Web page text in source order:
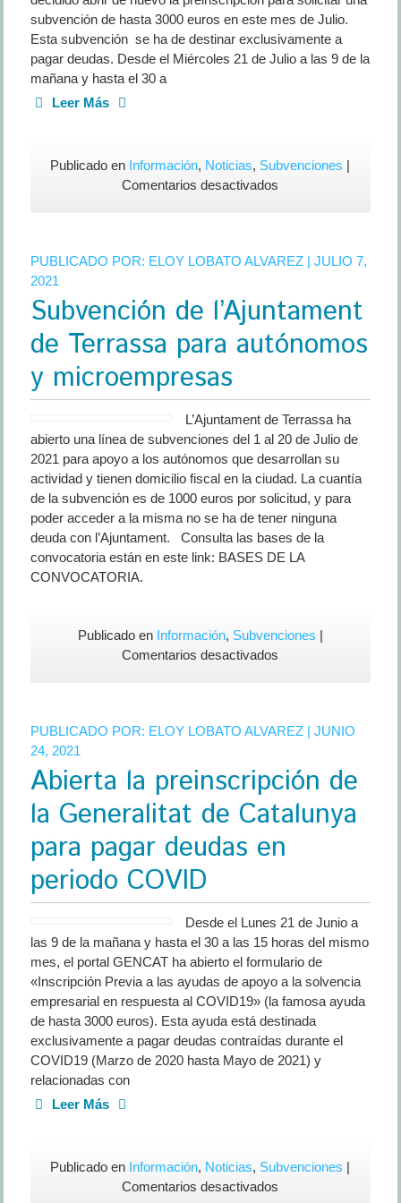
subvención de hasta 3000 euros en este mes de Julio.
Esta subvención se ha de destinar exclusivamente a
pagar deudas. Desde el Miércoles 21 de Julio a las 9 de la
mañana y hasta el 30 a
Leer Más
Publicado en Información, Noticias, Subvenciones |
Comentarios desactivados
preinscripción
la
Generalitat
de
pagar
deudas
en
periodo
COVID
PUBLICADO POR: ELOY LOBATO ALVAREZ| JULIO 7,
2021
Subvención de l’Ajuntament
de Terrassa para autónomos
y microempresas
L’Ajuntament de Terrassa ha
abierto una línea de subvenciones del 1 al 20 de Julio de
2021 para apoyo a los autónomos que desarrollan su
actividad y tienen domicilio fiscal en la ciudad. La cuantía
de la subvención es de 1000 euros por solicitud, y para
poder acceder a la misma no se ha de tener ninguna
deuda con l’Ajuntament. Consulta las bases de la
convocatoria están en este link: BASES DE LA
CONVOCATORIA.
Publicado en Información, Subvenciones |
Comentarios desactivados
de
para
autónomos
y
microempresas
PUBLICADO POR: ELOY LOBATO ALVAREZ| JUNIO
24, 2021
Abierta la preinscripción de
la Generalitat de Catalunya
para pagar deudas en
periodo COVID
Desde el Lunes 21 de Junio a
las 9 de la mañana y hasta el 30 a las 15 horas del mismo
mes, el portal GENCAT ha abierto el formulario de
«Inscripción Previa a las ayudas de apoyo a la solvencia
empresarial en respuesta al COVID19» (la famosa ayuda
de hasta 3000 euros). Esta ayuda está destinada
exclusivamente a pagar deudas contraídas durante el
COVID19 (Marzo de 2020 hasta Mayo de 2021) y
relacionadas con
Leer Más
Publicado en Información, Noticias, Subvenciones |
Comentarios desactivados